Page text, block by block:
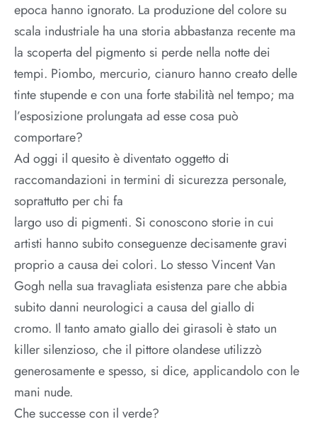
epoca hanno ignorato. La produzione del colore su
scala industriale ha una storia abbastanza recente ma
la scoperta del pigmento si perde nella notte dei
tempi. Piombo, mercurio, cianuro hanno creato delle
tinte stupende e con una forte stabilità nel tempo; ma
l’esposizione prolungata ad esse cosa può
comportare?
Ad oggi il quesito è diventato oggetto di
raccomandazioni in termini di sicurezza personale,
soprattutto per chi fa
largo uso di pigmenti. Si conoscono storie in cui
artisti hanno subito conseguenze decisamente gravi
proprio a causa dei colori. Lo stesso Vincent Van
Gogh nella sua travagliata esistenza pare che abbia
subito danni neurologici a causa del giallo di
cromo. Il tanto amato giallo dei girasoli è stato un
killer silenzioso, che il pittore olandese utilizzò
generosamente e spesso, si dice, applicandolo con le
mani nude.
Che successe con il verde?